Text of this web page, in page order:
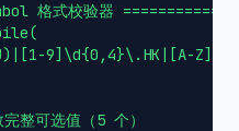
格式校验器
9]\d{0,4}\.HK|[A-
整可选值（5 个）